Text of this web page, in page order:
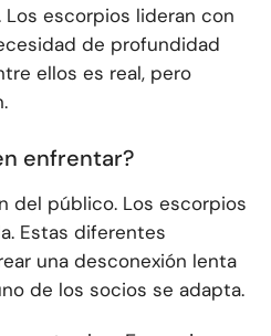
escorpios lideran con
de profundidad
ellos es real, pero
enfrentar?
del público. Los escorpios
Estas diferentes
una desconexión lenta
de los socios se adapta.